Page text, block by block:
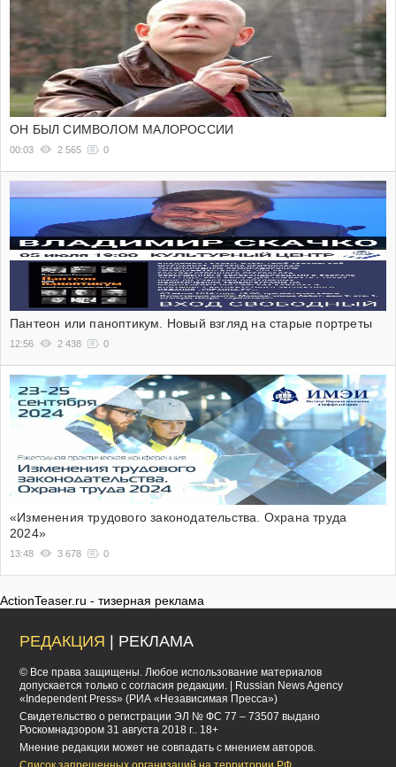
ОН БЫЛ СИМВОЛОМ МАЛОРОССИИ
00:03 2 565 0
Пантеон или паноптикум. Новый взгляд на старые портреты
12:56 2 438 0
«Изменения трудового законодательства. Охрана труда
2024»
13:48 3 678 0
ActionTeaser.ru - тизерная реклама
РЕДАКЦИЯ | РЕКЛАМА
© Все права защищены. Любое использование материалов
допускается только с согласия редакции. | Russian News Agency
«Independent Press» (РИА «Независимая Пресса»)
Cвидетельство о регистрации ЭЛ № ФС 77 – 73507 выдано
Роскомнадзором 31 августа 2018 г.. 18+
Мнение редакции может не совпадать с мнением авторов.